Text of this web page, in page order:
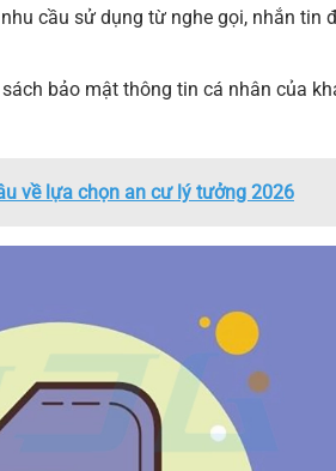
cầu sử dụng từ nghe gọi, nhắn tin
bảo mật thông tin cá nhân của
về lựa chọn an cư lý tưởng 2026